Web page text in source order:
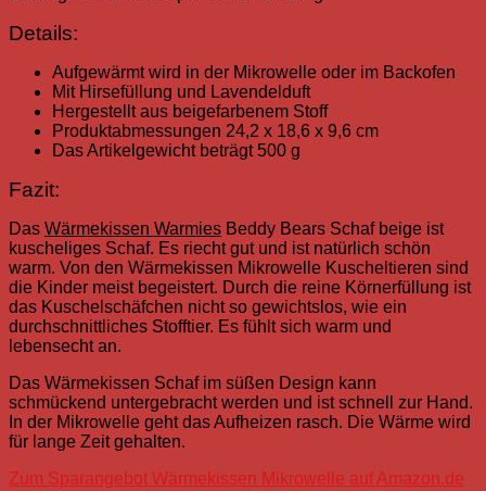
Details:
Aufgewärmt wird in der Mikrowelle oder im Backofen
Mit Hirsefüllung und Lavendelduft
Hergestellt aus beigefarbenem Stoff
Produktabmessungen 24,2 x 18,6 x 9,6 cm
Das Artikelgewicht beträgt 500 g
Fazit:
Das Wärmekissen Warmies Beddy Bears Schaf beige ist
kuscheliges Schaf. Es riecht gut und ist natürlich schön
warm. Von den Wärmekissen Mikrowelle Kuscheltieren sind
die Kinder meist begeistert. Durch die reine Körnerfüllung ist
das Kuschelschäfchen nicht so gewichtslos, wie ein
durchschnittliches Stofftier. Es fühlt sich warm und
lebensecht an.
Das Wärmekissen Schaf im süßen Design kann
schmückend untergebracht werden und ist schnell zur Hand.
In der Mikrowelle geht das Aufheizen rasch. Die Wärme wird
für lange Zeit gehalten.
Zum Sparangebot Wärmekissen Mikrowelle auf Amazon.de